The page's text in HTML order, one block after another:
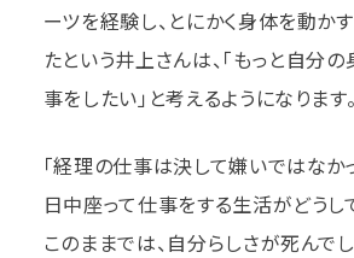
ーツを経験し、とにかく身体を動か
たという井上さんは、「もっと自分
事をしたい」と考えるようになります。
「経理の仕事は決して嫌いではなか
日中座って仕事をする生活がどうし
このままでは、自分らしさが死んで